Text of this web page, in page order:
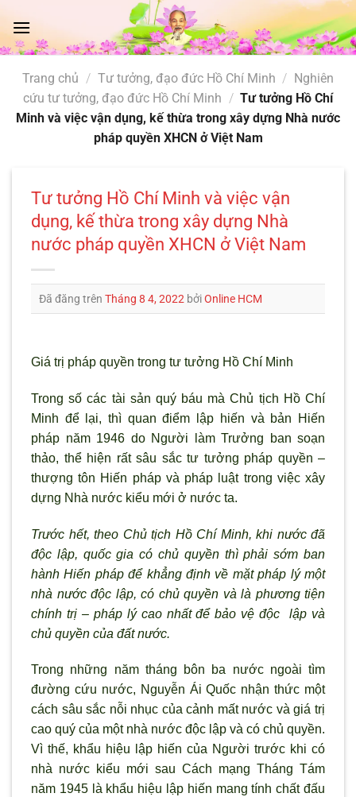
đến
nội
Trang chủ / Tư tưởng, đạo đức Hồ Chí Minh / Nghiên
cứu tư tưởng, đạo đức Hồ Chí Minh / Tư tưởng Hồ Chí
Minh và việc vận dụng, kế thừa trong xây dựng Nhà nước
pháp quyền XHCN ở Việt Nam
Tư tưởng Hồ Chí Minh và việc vận
dụng, kế thừa trong xây dựng Nhà
nước pháp quyền XHCN ở Việt Nam
Đã đăng trên Tháng 8 4, 2022 bởiOnline HCM
Giá trị pháp quyền trong tư tưởng Hồ Chí Minh
Trong số các tài sản quý báu mà Chủ tịch Hồ Chí
Minh để lại, thì quan điểm lập hiến và bản Hiến
pháp năm 1946 do Người làm Trưởng ban soạn
thảo, thể hiện rất sâu sắc tư tưởng pháp quyền –
thượng tôn Hiến pháp và pháp luật trong việc xây
dựng Nhà nước kiểu mới ở nước ta.
Trước hết, theo Chủ tịch Hồ Chí Minh, khi nước đã
độc lập, quốc gia có chủ quyền thì phải sớm ban
hành Hiến pháp để khẳng định về mặt pháp lý một
nhà nước độc lập, có chủ quyền và là phương tiện
chính trị – pháp lý cao nhất để bảo vệ độc lập và
chủ quyền của đất nước.
Trong những năm tháng bôn ba nước ngoài tìm
đường cứu nước, Nguyễn Ái Quốc nhận thức một
cách sâu sắc nỗi nhục của cảnh mất nước và giá trị
cao quý của một nhà nước độc lập và có chủ quyền.
Vì thế, khẩu hiệu lập hiến của Người trước khi có
nhà nước kiểu mới sau Cách mạng Tháng Tám
năm 1945 là khẩu hiệu lập hiến mang tính chất đấu